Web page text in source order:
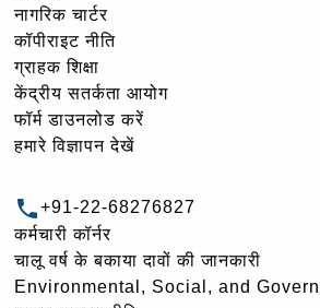
नागरिक चार्टर
कॉपीराइट नीति
ग्राहक शिक्षा
केंद्रीय सतर्कता आयोग
फॉर्म डाउनलोड करें
हमारे विज्ञापन देखें
+91-22-68276827
कर्मचारी कॉर्नर
चालू वर्ष के बकाया दावों की जानकारी
Environmental, Social, and